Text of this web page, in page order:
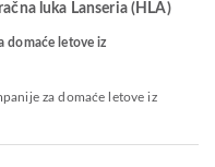
luka Lanseria (HLA)
domaće letove iz
za domaće letove iz